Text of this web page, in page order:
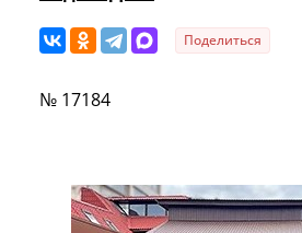
Поделиться
№ 17184